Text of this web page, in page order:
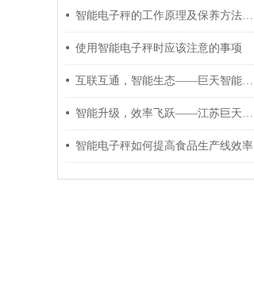
智能电子秤的工作原理及保养方法介绍
使用智能电子秤时应该注意的事项
互联互通，智能生态——巨天智能电子秤打造智慧工厂新枢纽
智能升级，效率飞跃——江苏巨天智能电子秤重新定义称重管理
智能电子秤如何提高食品生产线效率